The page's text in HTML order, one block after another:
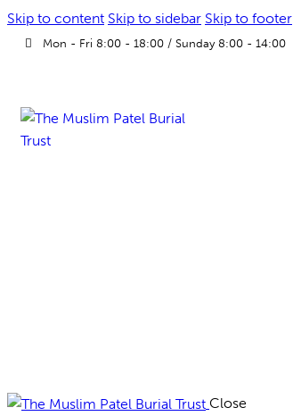
Skip to content Skip to sidebar Skip to footer
Mon - Fri 8:00 - 18:00 / Sunday 8:00 - 14:00
Close